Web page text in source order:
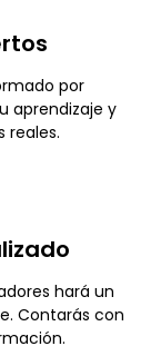
por
aprendizaje y
reales.
hará un
Contarás con